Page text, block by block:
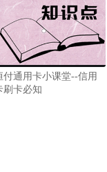
付通用卡小课堂--信用
刷卡必知